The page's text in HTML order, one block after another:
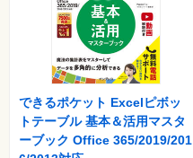
できるポケット Excelピボッ
トテーブル 基本＆活用マスタ
ーブック Office 365/2019/201